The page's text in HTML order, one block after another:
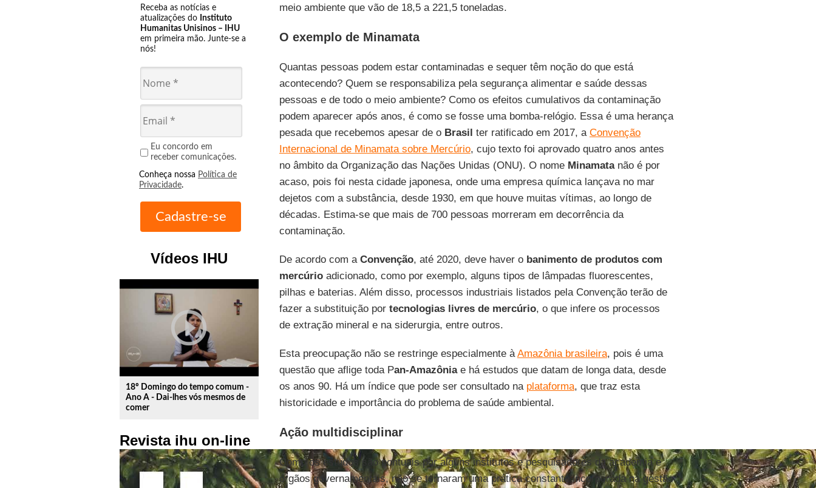
Receba as notícias e
atualizações do Instituto
Humanitas Unisinos – IHU
em primeira mão. Junte-se a
nós!
Eu concordo em
receber comunicações.
Conheça nossa Política de
Privacidade.
Vídeos IHU
play_circle_outline
18º Domingo do tempo comum -
Ano A - Dai-lhes vós mesmos de
comer
Revista ihu on-line
meio ambiente que vão de 18,5 a 221,5 toneladas.
O exemplo de Minamata
Quantas pessoas podem estar contaminadas e sequer têm noção do que está
acontecendo? Quem se responsabiliza pela segurança alimentar e saúde dessas
pessoas e de todo o meio ambiente? Como os efeitos cumulativos da contaminação
podem aparecer após anos, é como se fosse uma bomba-relógio. Essa é uma herança
pesada que recebemos apesar de o Brasil ter ratificado em 2017, a Convenção
Internacional de Minamata sobre Mercúrio, cujo texto foi aprovado quatro anos antes
no âmbito da Organização das Nações Unidas (ONU). O nome Minamatanão é por
acaso, pois foi nesta cidade japonesa, onde uma empresa química lançava no mar
dejetos com a substância, desde 1930, em que houve muitas vítimas, ao longo de
décadas. Estima-se que mais de 700 pessoas morreram em decorrência da
contaminação.
De acordo com a Convenção, até 2020, deve haver o banimento de produtos com
mercúrioadicionado, como por exemplo, alguns tipos de lâmpadas fluorescentes,
pilhas e baterias. Além disso, processos industriais listados pela Convenção terão de
fazer a substituição por tecnologias livres de mercúrio, o que infere os processos
de extração mineral e na siderurgia, entre outros.
Esta preocupação não se restringe especialmente àAmazônia brasileira, pois é uma
questão que aflige toda Pan-Amazônia e há estudos que datam de longa data, desde
os anos 90. Há um índice que pode ser consultado na plataforma, que traz esta
historicidade e importância do problema de saúde ambiental.
Ação multidisciplinar
Como os estudos são pontuais por alguns institutos e pesquisadores da academia e
órgãos governamentais, não se tornaram uma prática constante incorporada na gestão